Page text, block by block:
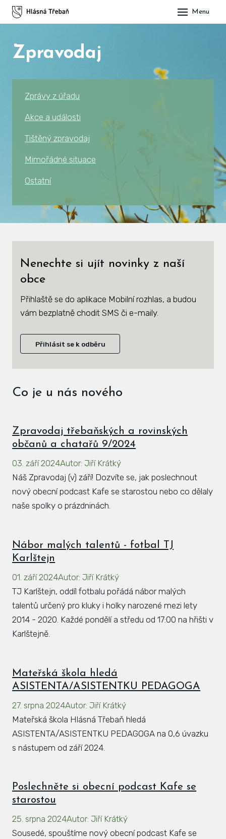
Menu
Zpravodaj
Zprávy z úřadu
Akce a události
Tištěný zpravodaj
Mimořádné situace
Ostatní
Nenechte si ujít novinky z naší
obce
Přihlaště se do aplikace Mobilní rozhlas, a budou
vám bezplatně chodit SMS či e-maily.
Přihlásit se k odběru
Co je u nás nového
Zpravodaj třebaňských a rovinských
občanů a chatařů 9/2024
03. září 2024Autor: Jiří Krátký
Náš Zpravodaj (v) září! Dozvíte se, jak poslechnout
nový obecní podcast Kafe se starostou nebo co dělaly
naše spolky o prázdninách.
Nábor malých talentů - fotbal TJ
Karlštejn
01. září 2024Autor: Jiří Krátký
TJ Karlštejn, oddíl fotbalu pořádá nábor malých
talentů určený pro kluky i holky narozené mezi lety
2014 - 2020. Každé pondělí a středu od 17:00 na hřišti v
Karlštejně.
Mateřská škola hledá
ASISTENTA/ASISTENTKU PEDAGOGA
27. srpna 2024Autor: Jiří Krátký
Mateřská škola Hlásná Třebaň hledá
ASISTENTA/ASISTENTKU PEDAGOGA na 0,6 úvazku
s nástupem od září 2024.
Poslechněte si obecní podcast Kafe se
starostou
25. srpna 2024Autor: Jiří Krátký
Sousedé, spouštíme nový obecní podcast Kafe se